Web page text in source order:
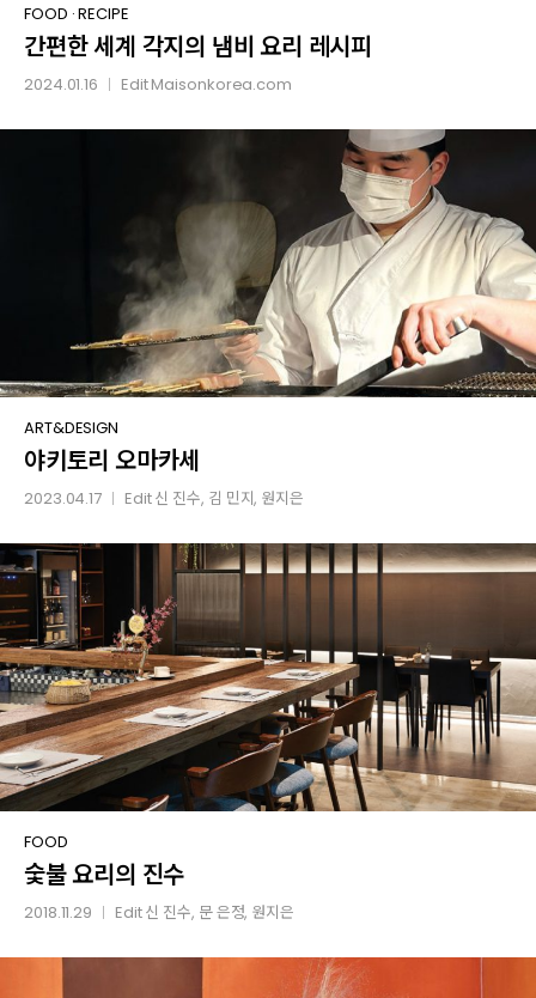
간편한
세계
각지의
FOOD ·RECIPE
간편한 세계 각지의 냄비 요리 레시피
2024.01.16 EditMaisonkorea.com
야키토리
오마카세
ART&DESIGN
야키토리 오마카세
2023.04.17 Edit신 진수, 김 민지, 원지은
숯불
요리의
진수
FOOD
숯불 요리의 진수
2018.11.29 Edit신 진수, 문 은정, 원지은